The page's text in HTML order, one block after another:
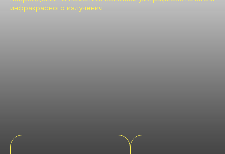
инфракрасного излучения: